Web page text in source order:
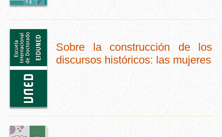
Sobre la construcción de los
discursos históricos: las mujeres